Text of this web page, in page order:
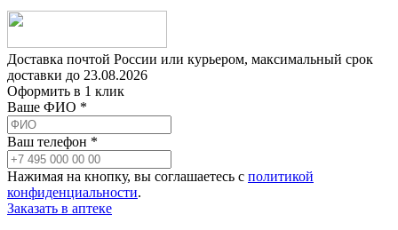
Доставка почтой России или курьером, максимальный срок
доставки до 23.08.2026
Оформить в 1 клик
Ваше ФИО *
Ваш телефон *
Нажимая на кнопку, вы соглашаетесь с политикой
конфиденциальности.
Заказать в аптеке